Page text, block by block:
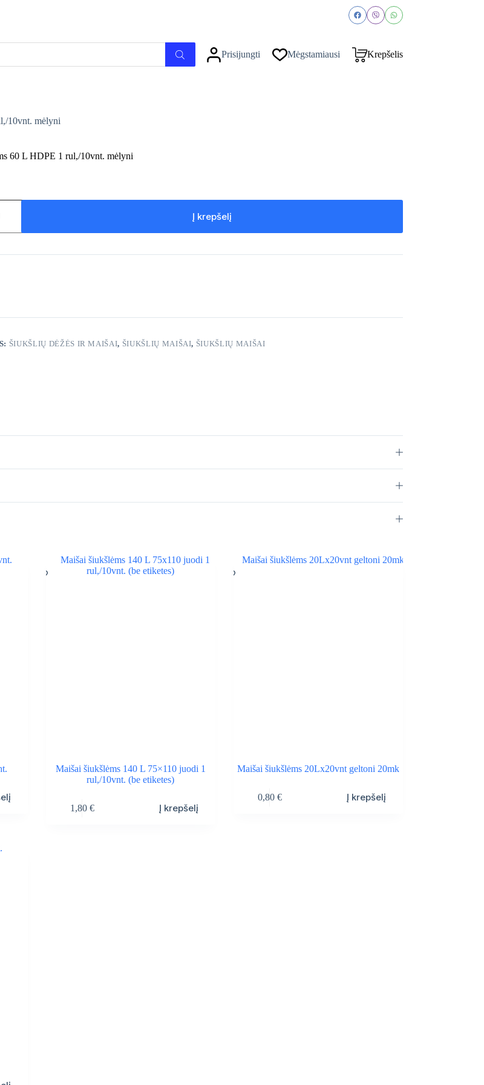
Prisijungti Mėgstamiausi Krepšelis
10vnt. mėlyni
60 L HDPE 1 rul,/10vnt. mėlyni
Į krepšelį
ŠIUKŠLIŲ DĖŽĖS IR MAIŠAI, ŠIUKŠLIŲ MAIŠAI, ŠIUKŠLIŲ MAIŠAI
Maišai šiukšlėms 140 L 75×110 juodi 1
rul,/10vnt. (be etiketes)
1,80 € Į krepšelį
Maišai šiukšlėms 20Lx20vnt geltoni 20mk
0,80 € Į krepšelį